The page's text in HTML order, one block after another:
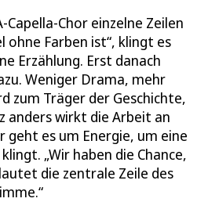
Chor einzelne Zeilen
ohne Farben ist“, klingt es
Erzählung. Erst danach
Weniger Drama, mehr
zum Träger der Geschichte,
anders wirkt die Arbeit an
geht es um Energie, um eine
„Wir haben die Chance,
die zentrale Zeile des